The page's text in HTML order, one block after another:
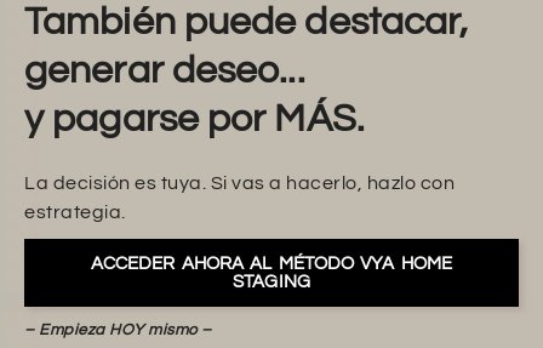
También puede destacar,
generar deseo...
y pagarse por MÁS.
La decisión es tuya. Si vas a hacerlo, hazlo con
estrategia.
ACCEDER AHORA AL MÉTODO VYA HOME
STAGING
– Empieza HOY mismo –